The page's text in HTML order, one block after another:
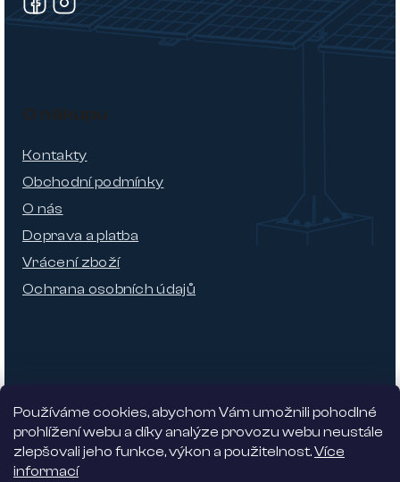
Používáme cookies, abychom Vám umožnili pohodlné
prohlížení webu a díky analýze provozu webu neustále
zlepšovali jeho funkce, výkon a použitelnost.Více
informací
O nákupu
Kontakty
Obchodní podmínky
O nás
Doprava a platba
Vrácení zboží
Ochrana osobních údajů